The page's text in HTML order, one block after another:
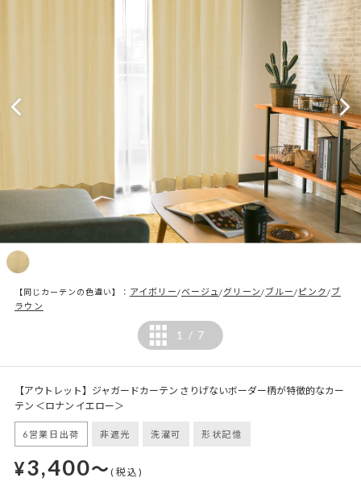
【同じカーテンの色違い】： アイボリー/ベージュ /グリーン/ブルー/ ピンク/ブ
ラウン
1 / 7
【アウトレット】ジャガードカーテン さりげないボーダー柄が特徴的なカー
テン ＜ロナン イエロー＞
6営業日出荷 非遮光 洗濯可 形状記憶
¥3,400～(税込)